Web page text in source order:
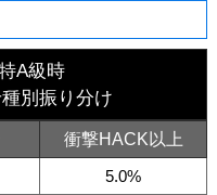
A級時
別振り分け
衝撃HACK以上
5.0%